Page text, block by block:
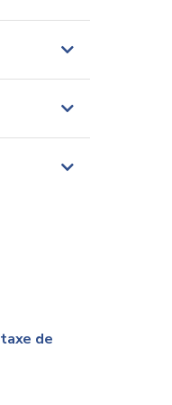
(PDF)
de